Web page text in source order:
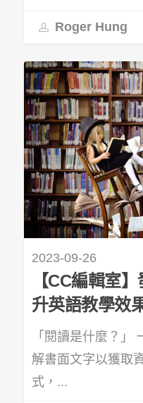
Roger Hung
2023-09-26
【CC編輯室
升英語教學效
「閱讀是什麼？」
解書面文字以獲取
式，...